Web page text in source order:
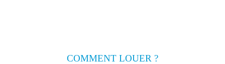
COMMENT LOUER ?